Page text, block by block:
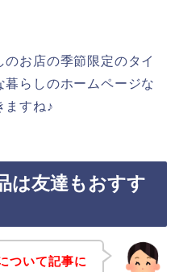
お店の季節限定のタイ
暮らしのホームページな
ますね♪
は友達もおすす
ついて記事に